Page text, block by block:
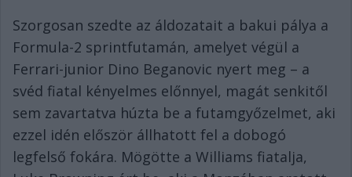
Szorgosan szedte az áldozatait a bakui pálya a
Formula-2 sprintfutamán, amelyet végül a
Ferrari-junior Dino Beganovic nyert meg – a
svéd fiatal kényelmes előnnyel, magát senkitől
sem zavartatva húzta be a futamgyőzelmet, aki
ezzel idén először állhatott fel a dobogó
legfelső fokára. Mögötte a Williams fiatalja,